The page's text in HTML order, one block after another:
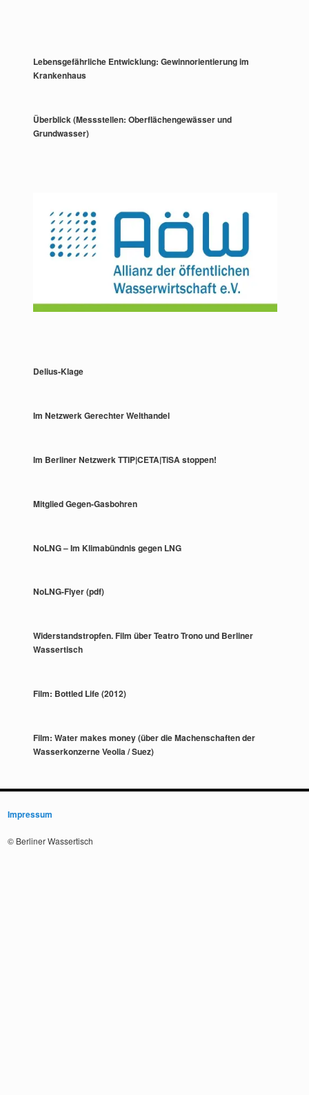
Lebensgefährliche Entwicklung: Gewinnorientierung im
Krankenhaus
Überblick (Messstellen: Oberflächengewässer und
Grundwasser)
Delius-Klage
Im Netzwerk Gerechter Welthandel
Im Berliner Netzwerk TTIP|CETA|TiSA stoppen!
Mitglied Gegen-Gasbohren
NoLNG – Im Klimabündnis gegen LNG
NoLNG-Flyer (pdf)
Widerstandstropfen. Film über Teatro Trono und Berliner
Wassertisch
Film: Bottled Life (2012)
Film: Water makes money (über die Machenschaften der
Wasserkonzerne Veolia / Suez)
Impressum
© Berliner Wassertisch